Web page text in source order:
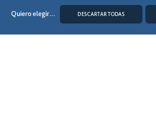
Quiero elegir... DESCARTAR TODAS